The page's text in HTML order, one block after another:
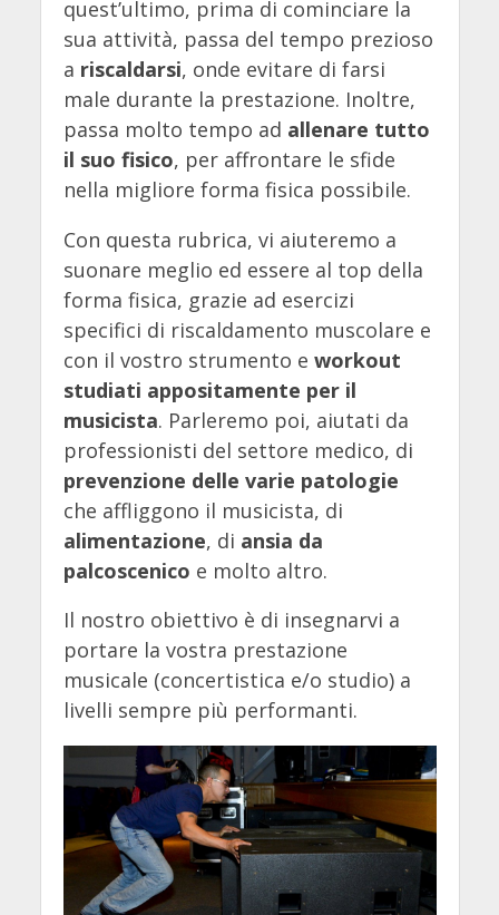
quest’ultimo, prima di cominciare la
sua attività, passa del tempo prezioso
a riscaldarsi, onde evitare di farsi
male durante la prestazione. Inoltre,
passa molto tempo ad allenare tutto
il suo fisico, per affrontare le sfide
nella migliore forma fisica possibile.
Con questa rubrica, vi aiuteremo a
suonare meglio ed essere al top della
forma fisica, grazie ad esercizi
specifici di riscaldamento muscolare e
con il vostro strumento e workout
studiati appositamente per il
musicista. Parleremo poi, aiutati da
professionisti del settore medico, di
prevenzione delle varie patologie
che affliggono il musicista, di
alimentazione, di ansia da
palcoscenico e molto altro.
Il nostro obiettivo è di insegnarvi a
portare la vostra prestazione
musicale (concertistica e/o studio) a
livelli sempre più performanti.